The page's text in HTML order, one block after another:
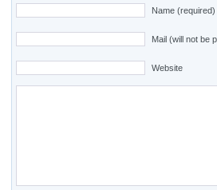
Name (required)
Mail (will not be
Website